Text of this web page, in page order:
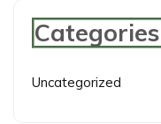
Categories
Uncategorized